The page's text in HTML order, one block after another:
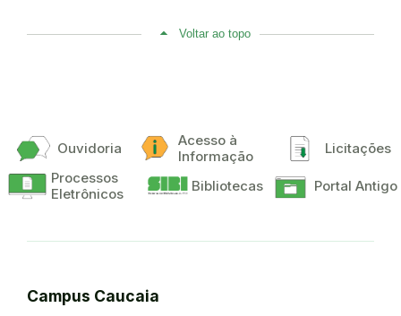
Voltar ao topo
Ouvidoria
Acesso à
Informação
Licitações
Processos
Eletrônicos
Bibliotecas Portal Antigo
Campus Caucaia